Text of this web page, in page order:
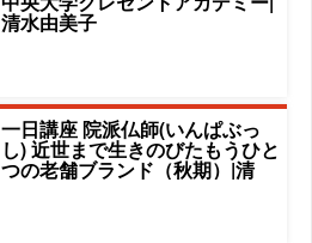
清水由美子
一日講座 院派仏師(いんぱぶっ
し) 近世まで生きのびたもうひと
つの老舗ブランド（秋期）|清